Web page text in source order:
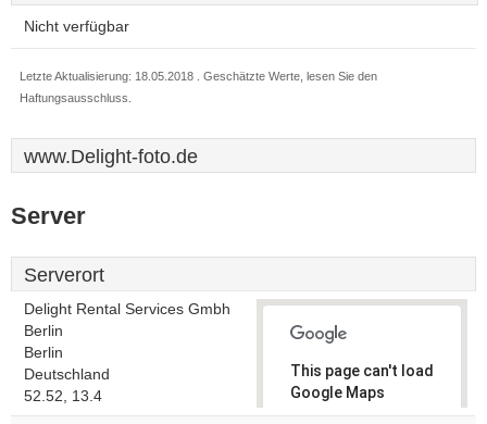
Nicht verfügbar
Letzte Aktualisierung: 18.05.2018 . Geschätzte Werte, lesen Sie den
Haftungsausschluss.
www.Delight-foto.de
Server
Serverort
Delight Rental Services Gmbh
Berlin
Berlin
Deutschland
52.52, 13.4
This page can't load
Google Maps
correctly.